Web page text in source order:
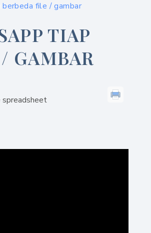
file / gambar
TIAP
GAMBAR
spreadsheet